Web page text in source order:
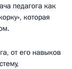
педагога как
которая
от его навыков